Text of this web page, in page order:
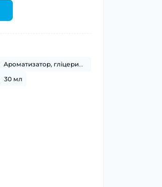
Ароматизатор, гліцерин, нікотин
30 мл